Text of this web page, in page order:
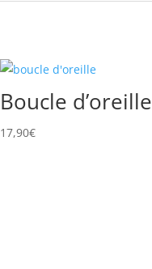
Boucle d’oreille
17,90€